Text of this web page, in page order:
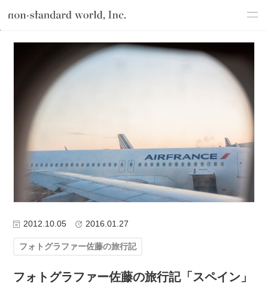
about
csr
shop
blog
recruit
atelier
コラム フォトグラファー佐藤の旅行記
2012.10.05 2016.01.27
フォトグラファー佐藤の旅行記
フォトグラファー佐藤の旅行記「スペイン」